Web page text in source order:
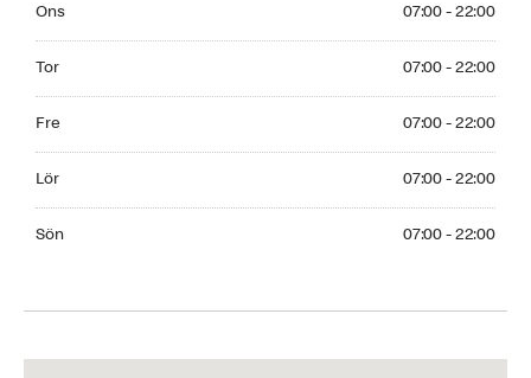
Ons 07:00 - 22:00
Tor 07:00 - 22:00
Fre 07:00 - 22:00
Lör 07:00 - 22:00
Sön 07:00 - 22:00